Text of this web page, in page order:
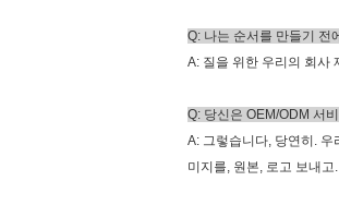
Q: 나는 순서를 만들기 전
A: 질을 위한 우리의 회사
Q: 당신은 OEM/ODM 서
A: 그렇습니다, 당연히.
미지를, 원본, 로고 보내